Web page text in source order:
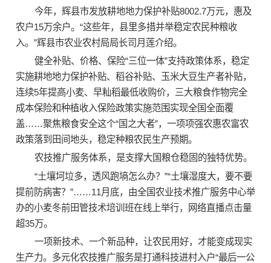
今年，辉县市发放耕地地力保护补贴8002.7万元，惠及
农户15万余户。“这些年，县里多措并举稳定农民种粮收
入。”辉县市农业农村局局长司月莲介绍。
健全补贴、价格、保险“三位一体”支持政策体系，稳定
实施耕地地力保护补贴、稻谷补贴、玉米大豆生产者补贴，
连续5年提高小麦、早籼稻最低收购价，三大粮食作物完全
成本保险和种植收入保险政策实施范围实现全国全面覆
盖……聚焦粮食安全这个“国之大者”，一项项强农惠农富农
政策落到田间地头，稳定种粮农民生产预期。
农技推广服务体系，是支撑大国粮仓稳固的独特优势。
“土壤坷垃多，透风跑墒怎么办？”“土壤湿度大，要不要
提前防病害？”……11月底，由全国农业技术推广服务中心举
办的小麦冬前田管技术培训班在线上举行，网络直播点击量
超35万。
一项新技术、一个新品种，让农民用好，才能变成现实
生产力。多元化农技推广服务是打通科技进村入户“最后一公